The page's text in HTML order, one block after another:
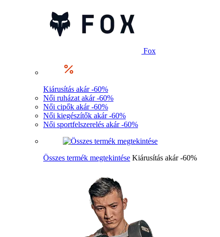
Fox
Kiárusítás akár -60%
Női ruházat akár -60%
Női cipők akár -60%
Női kiegészítők akár -60%
Női sportfelszerelés akár -60%
Összes termék megtekintése Kiárusítás akár -60%